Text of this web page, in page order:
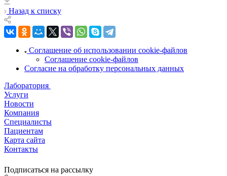
Назад к списку
Соглашение об использовании cookie-файлов
Соглашение cookie-файлов
Согласие на обработку персональных данных
Лаборатория
Услуги
Новости
Компания
Специалисты
Пациентам
Карта сайта
Контакты
Подписаться на рассылку